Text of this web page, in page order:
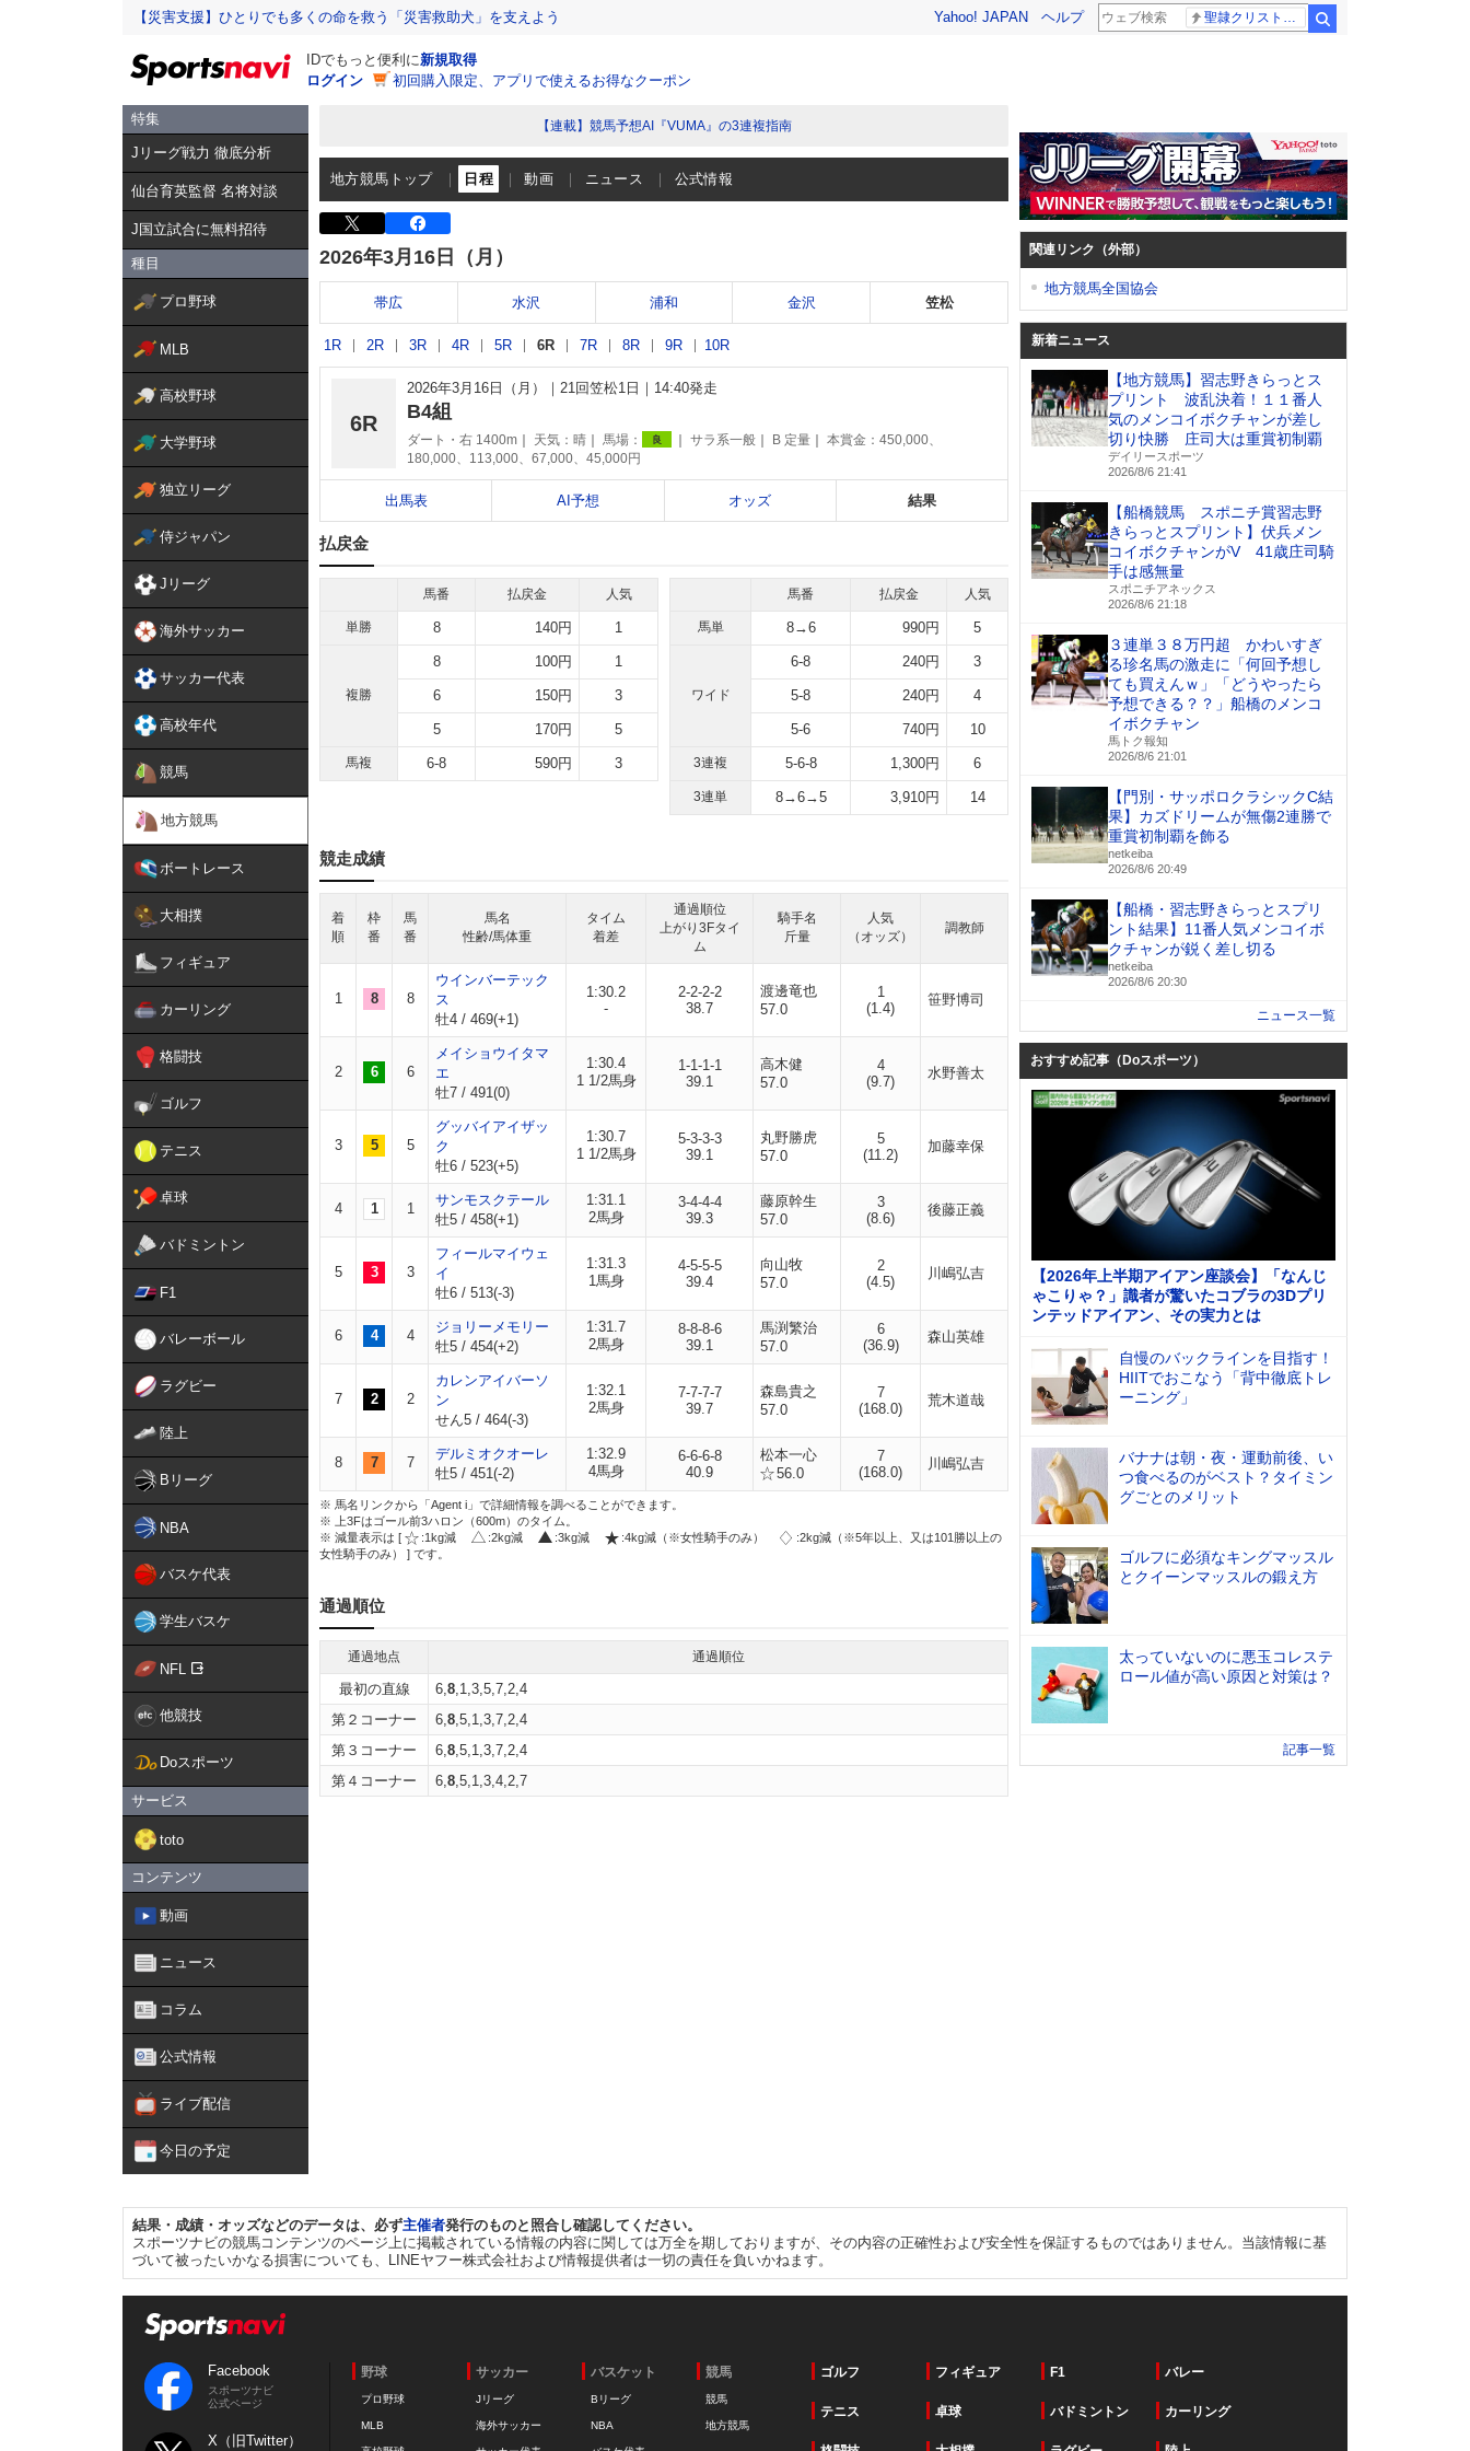
【災害支援】ひとりでも多くの命を救う「災害救助犬」を支えよう Yahoo! JAPAN ヘルプ
IDでもっと便利に新規取得
ログイン
初回購入限定、アプリで使えるお得なクーポン
特集
Jリーグ戦力 徹底分析
仙台育英監督 名将対談
J国立試合に無料招待
種目
プロ野球
MLB
高校野球
大学野球
独立リーグ
侍ジャパン
Jリーグ
海外サッカー
サッカー代表
高校年代
競馬
地方競馬
ボートレース
大相撲
フィギュア
カーリング
格闘技
ゴルフ
テニス
卓球
バドミントン
F1
バレーボール
ラグビー
陸上
Bリーグ
NBA
バスケ代表
学生バスケ
NFL
他競技
Doスポーツ
サービス
toto
コンテンツ
動画
ニュース
コラム
公式情報
ライブ配信
今日の予定
【連載】競馬予想AI『VUMA』の3連複指南
地方競馬トップ 日程 動画 ニュース 公式情報
2026年3月16日（月）
帯広 水沢 浦和 金沢 笠松
1R 2R 3R 4R 5R 6R 7R 8R 9R 10R
6R
2026年3月16日（月） 21回笠松1日 14:40発走
B4組
ダート・右 1400m 天気： 晴 馬場： 良 サラ系一般 B 定量
本賞金：450,000、
180,000、113,000、67,000、45,000円
出馬表 AI予想 オッズ 結果
払戻金
馬番 払戻金 人気
単勝 8 140円 1
複勝
8 100円 1
6 150円 3
5 170円 5
馬複 6-8 590円 3
馬番 払戻金 人気
馬単 8→6 990円 5
ワイド
6-8 240円 3
5-8 240円 4
5-6 740円 10
3連複 5-6-8 1,300円 6
3連単 8→6→5 3,910円 14
競走成績
着
順
枠
番
馬
番
馬名
性齢/馬体重
タイム
着差
通過順位
上がり3Fタイ
ム
騎手名
斤量
人気
（オッズ）
調教師
1 8 8
ウインバーテック
ス
牡4 / 469(+1)
1:30.2
-
2-2-2-2
38.7
渡邊竜也
57.0
1
(1.4)
笹野博司
2 6 6
メイショウイタマ
エ
牡7 / 491(0)
1:30.4
1 1/2馬身
1-1-1-1
39.1
高木健
57.0
4
(9.7)
水野善太
3 5 5
グッバイアイザッ
ク
牡6 / 523(+5)
1:30.7
1 1/2馬身
5-3-3-3
39.1
丸野勝虎
57.0
5
(11.2)
加藤幸保
4 1 1
サンモスクテール
牡5 / 458(+1)
1:31.1
2馬身
3-4-4-4
39.3
藤原幹生
57.0
3
(8.6)
後藤正義
5 3 3
フィールマイウェ
イ
牡6 / 513(-3)
1:31.3
1馬身
4-5-5-5
39.4
向山牧
57.0
2
(4.5)
川嶋弘吉
6 4 4
ジョリーメモリー
牡5 / 454(+2)
1:31.7
2馬身
8-8-8-6
39.1
馬渕繁治
57.0
6
(36.9)
森山英雄
7 2 2
カレンアイバーソ
ン
せん5 / 464(-3)
1:32.1
2馬身
7-7-7-7
39.7
森島貴之
57.0
7
(168.0)
荒木道哉
8 7 7
デルミオクオーレ
牡5 / 451(-2)
1:32.9
4馬身
6-6-6-8
40.9
松本一心
56.0
7
(168.0)
川嶋弘吉
※ 馬名リンクから「Agent i」で詳細情報を調べることができます。
※ 上3Fはゴール前3ハロン（600m）のタイム。
※ 減量表示は [
:1kg減 :2kg減 :3kg減 :4kg減（※女性騎手のみ）
:2kg減（※5年以上、又は101勝以上の
女性騎手のみ） ] です。
通過順位
通過地点 通過順位
最初の直線 6,8,1,3,5,7,2,4
第２コーナー
6,8,5,1,3,7,2,4
第３コーナー
6,8,5,1,3,7,2,4
第４コーナー
6,8,5,1,3,4,2,7
関連リンク（外部）
地方競馬全国協会
新着ニュース
【地方競馬】習志野きらっとス
プリント 波乱決着！１１番人
気のメンコイボクチャンが差し
切り快勝 庄司大は重賞初制覇
デイリースポーツ
2026/8/6 21:41
【船橋競馬 スポニチ賞習志野
きらっとスプリント】伏兵メン
コイボクチャンがV 41歳庄司騎
手は感無量
スポニチアネックス
2026/8/6 21:18
３連単３８万円超 かわいすぎ
る珍名馬の激走に「何回予想し
ても買えんｗ」「どうやったら
予想できる？？」船橋のメンコ
イボクチャン
馬トク報知
2026/8/6 21:01
【門別・サッポロクラシックC結
果】カズドリームが無傷2連勝で
重賞初制覇を飾る
netkeiba
2026/8/6 20:49
【船橋・習志野きらっとスプリ
ント結果】11番人気メンコイボ
クチャンが鋭く差し切る
netkeiba
2026/8/6 20:30
ニュース一覧
おすすめ記事（Doスポーツ）
【2026年上半期アイアン座談会】「なんじ
ゃこりゃ？」識者が驚いたコブラの3Dプリ
ンテッドアイアン、その実力とは
自慢のバックラインを目指す！
HIITでおこなう「背中徹底トレ
ーニング」
バナナは朝・夜・運動前後、い
つ食べるのがベスト？タイミン
グごとのメリット
ゴルフに必須なキングマッスル
とクイーンマッスルの鍛え方
太っていないのに悪玉コレステ
ロール値が高い原因と対策は？
記事一覧
結果・成績・オッズなどのデータは、必ず主催者発行のものと照合し確認してください。
スポーツナビの競馬コンテンツのページ上に掲載されている情報の内容に関しては万全を期しておりますが、その内容の正確性および安全性を保証するものではありません。当該情報に基
づいて被ったいかなる損害についても、LINEヤフー株式会社および情報提供者は一切の責任を負いかねます。
Facebook
スポーツナビ
公式ページ
X（旧Twitter）
野球
プロ野球
MLB
サッカー
Jリーグ
海外サッカー
バスケット
Bリーグ
NBA
競馬
競馬
地方競馬
ゴルフ フィギュア F1 バレー
テニス 卓球 バドミントン カーリング